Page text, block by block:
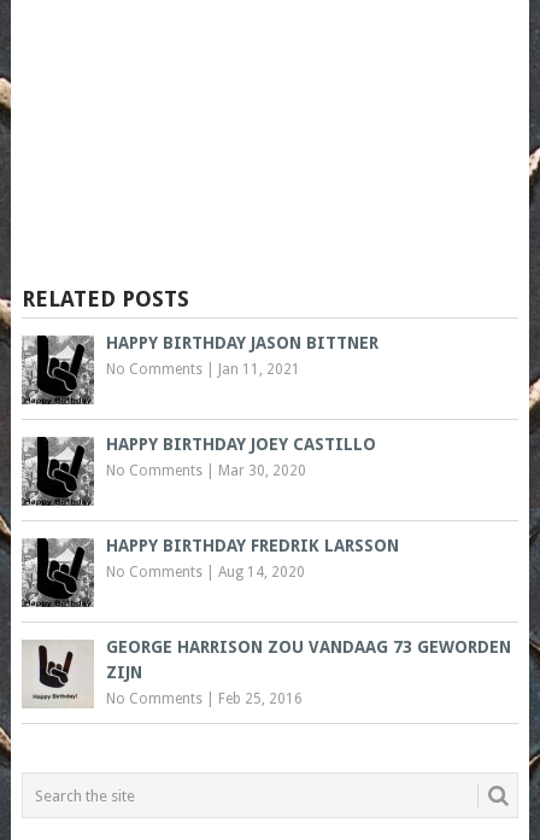
RELATED POSTS
HAPPY BIRTHDAY JASON BITTNER
No Comments| Jan 11, 2021
HAPPY BIRTHDAY JOEY CASTILLO
No Comments| Mar 30, 2020
HAPPY BIRTHDAY FREDRIK LARSSON
No Comments| Aug 14, 2020
GEORGE HARRISON ZOU VANDAAG 73 GEWORDEN
ZIJN
No Comments| Feb 25, 2016